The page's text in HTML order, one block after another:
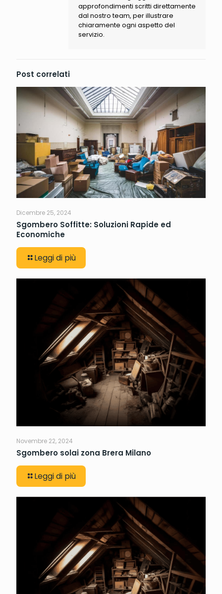
approfondimenti scritti direttamente
dal nostro team, per illustrare
chiaramente ogni aspetto del
servizio.
Post correlati
Dicembre 25, 2024
Sgombero Soffitte: Soluzioni Rapide ed
Economiche
Leggi di più
Novembre 22, 2024
Sgombero solai zona Brera Milano
Leggi di più